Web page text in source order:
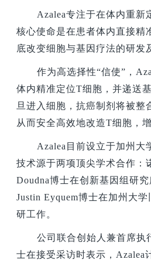
Azalea专注于在体内重新
核心使命是在患者体内直接精
底改变细胞与基因疗法的研发
作为高选择性“信使”，
体内精准定位T细胞，并递送
旦进入细胞，抗癌制剂将被整
从而安全高效地改造T细胞，
Azalea 目前设立于加州大
技术源于两项顶尖学术合作：
Doudna博士在创新基因组研
Justin Eyquem博士在加州大
研工作。
公司联合创始人兼首席执
士在接受采访时表示，Azalea